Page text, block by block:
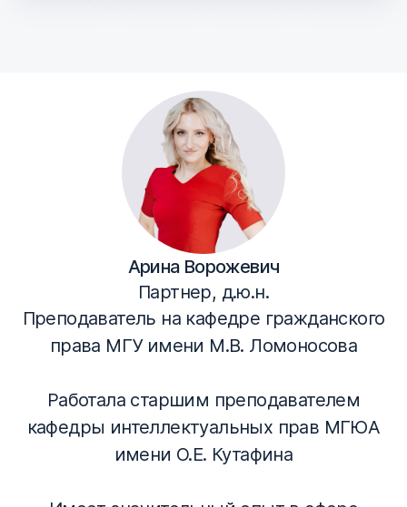
Арина Ворожевич
Партнер, д.ю.н.
Преподаватель на кафедре гражданского
права МГУ имени М.В. Ломоносова
Работала старшим преподавателем
кафедры интеллектуальных прав МГЮА
имени О.Е. Кутафина